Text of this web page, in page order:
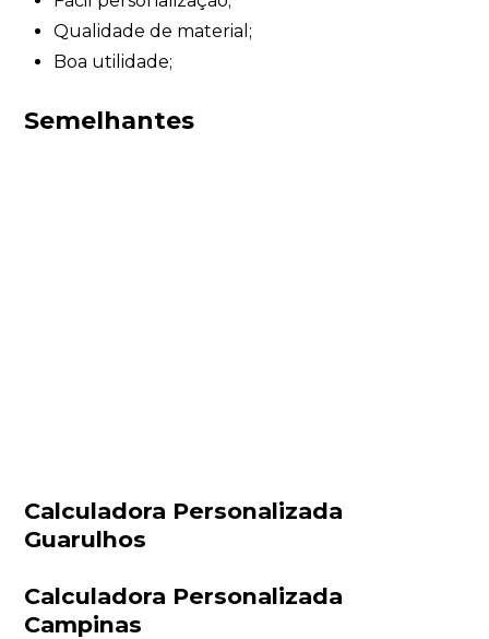
Qualidade de material;
Boa utilidade;
Semelhantes
Calculadora Personalizada
Guarulhos
Calculadora Personalizada
Campinas